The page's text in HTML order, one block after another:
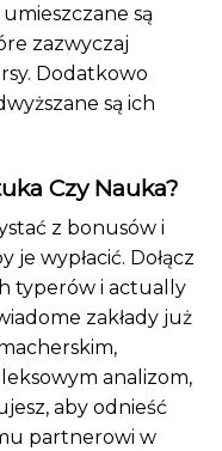
są
zazwyczaj
Dodatkowo
są ich
Czy Nauka?
z bonusów i
je wypłacić. Dołącz
typerów i actually
zakłady już
analizom,
aby odnieść
partnerowi w